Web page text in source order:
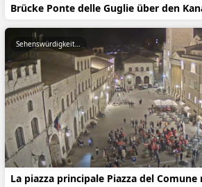
Brücke Ponte delle Guglie über den
La piazza principale Piazza del
Sehenswürdigkeiten